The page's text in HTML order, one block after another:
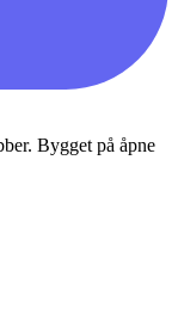
Bygget på åpne